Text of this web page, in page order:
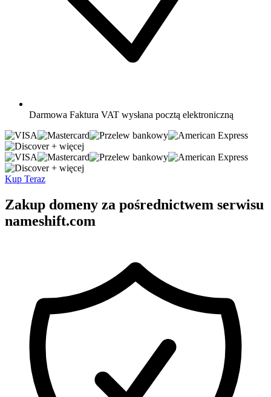
Darmowa Faktura VAT wysłana pocztą elektroniczną
+ więcej
+ więcej
Kup Teraz
Zakup domeny za pośrednictwem serwisu
nameshift.com